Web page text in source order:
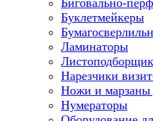
Буклетмейкеры
Ламинаторы
Нарезчики
Ножи и марзаны
Нумераторы